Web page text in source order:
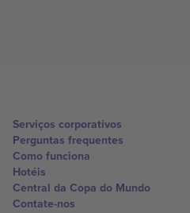
Serviços corporativos
Perguntas frequentes
Como funciona
Hotéis
Central da Copa do Mundo
Contate-nos